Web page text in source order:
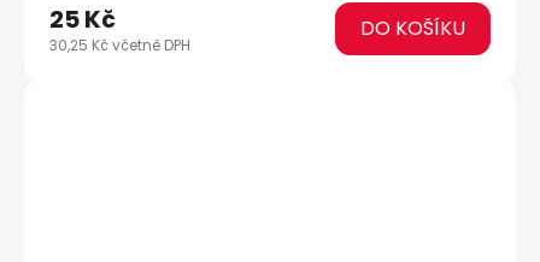
30,25 Kč včetně DPH
25 Kč DO KOŠÍKU